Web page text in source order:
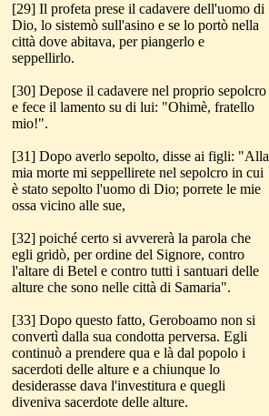
[29] Il profeta prese il cadavere dell'uomo di
Dio, lo sistemò sull'asino e se lo portò nella
città dove abitava, per piangerlo e
seppellirlo.
[30] Depose il cadavere nel proprio sepolcro
e fece il lamento su di lui: "Ohimè, fratello
mio!".
[31] Dopo averlo sepolto, disse ai figli: "Alla
mia morte mi seppellirete nel sepolcro in cui
è stato sepolto l'uomo di Dio; porrete le mie
ossa vicino alle sue,
[32] poiché certo si avvererà la parola che
egli gridò, per ordine del Signore, contro
l'altare di Betel e contro tutti i santuari delle
alture che sono nelle città di Samaria".
[33] Dopo questo fatto, Geroboamo non si
convertì dalla sua condotta perversa. Egli
continuò a prendere qua e là dal popolo i
sacerdoti delle alture e a chiunque lo
desiderasse dava l'investitura e quegli
diveniva sacerdote delle alture.